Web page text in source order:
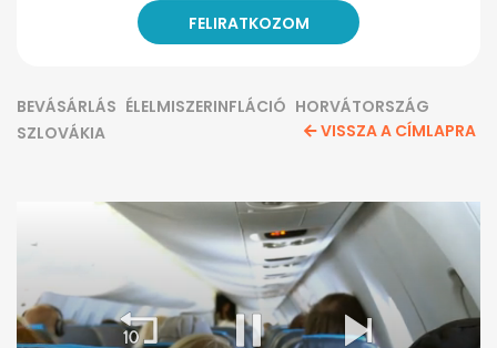
BEVÁSÁRLÁS ÉLELMISZERINFLÁCIÓ HORVÁTORSZÁG
SZLOVÁKIA
VISSZA A CÍMLAPRA